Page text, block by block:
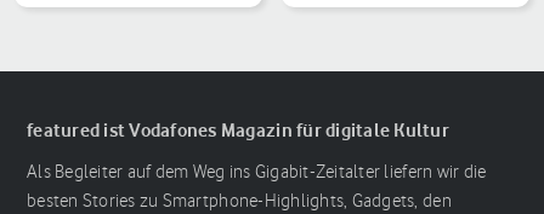
featured ist Vodafones Magazin für digitale Kultur
Als Begleiter auf dem Weg ins Gigabit-Zeitalter liefern wir die
besten Stories zu Smartphone-Highlights, Gadgets, den